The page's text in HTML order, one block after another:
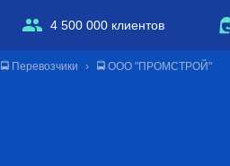
4 500 000 клиентов
🚍 Перевозчики 🚍 ООО "ПРОМСТРОЙ"